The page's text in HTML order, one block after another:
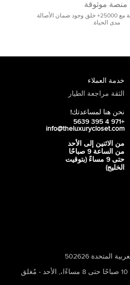
منصة موثوقة
صفيحة موثوقة وآمنة مع 25000+ خلق وجود ضمان الأصالة
مدى الحياة.
خدمة العملاء
الثقة مراجعة الطيار
نحن هنا لمساعدتك!
+971 4 395 5639
info@theluxurycloset.com
من الاثنين إلى الأحد
من الساعة 9 صباحًا
حتى 9 مساءً (بتوقيت
الخليج)
, الأحد - مُغلق